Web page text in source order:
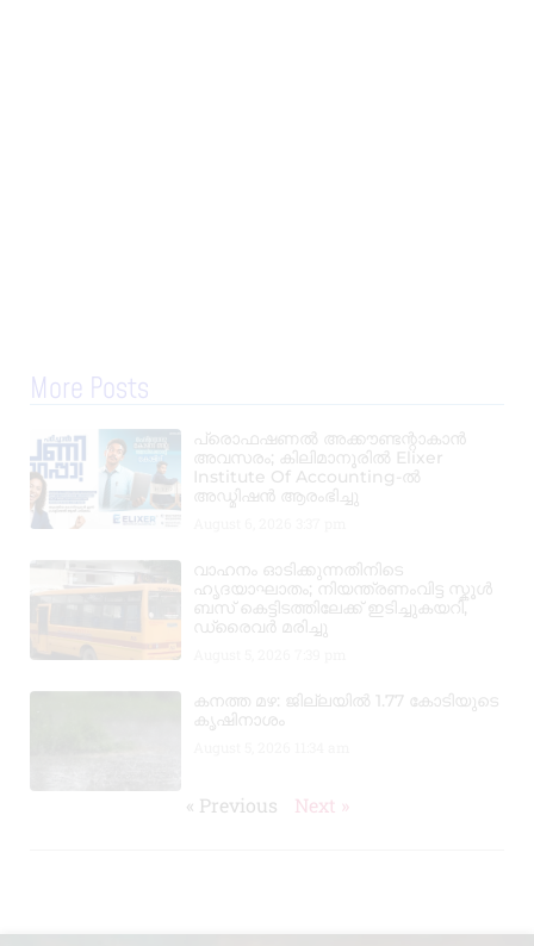
More Posts
പ്രൊഫഷണൽ അക്കൗണ്ടന്റാകാൻ
അവസരം; കിലിമാനൂരിൽ Elixer
Institute Of Accounting-ൽ
അഡ്മിഷൻ ആരംഭിച്ചു
വാഹനം ഓടിക്കുന്നതിനിടെ
ഹൃദയാഘാതം; നിയന്ത്രണംവിട്ട സ്കൂൾ
ബസ് കെട്ടിടത്തിലേക്ക് ഇടിച്ചുകയറി,
ഡ്രൈവർ മരിച്ചു
കനത്ത മഴ: ജില്ലയിൽ 1.77 കോടിയുടെ
കൃഷിനാശം
« Previous Next »